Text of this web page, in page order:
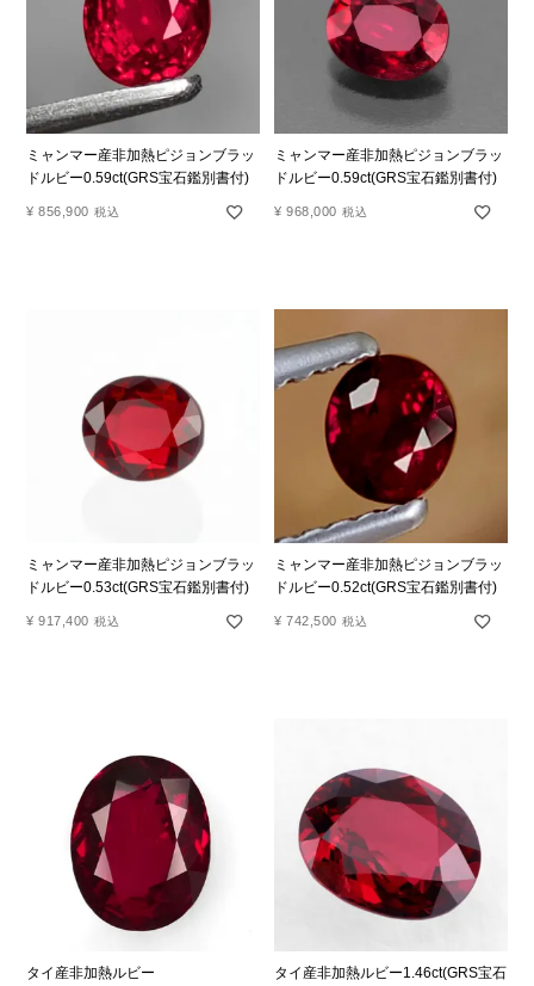
ミャンマー産非加熱ピジョンブラッ
ドルビー0.59ct(GRS宝石鑑別書付)
¥ 856,900 税込
ミャンマー産非加熱ピジョンブラッ
ドルビー0.59ct(GRS宝石鑑別書付)
¥ 968,000 税込
ミャンマー産非加熱ピジョンブラッ
ドルビー0.53ct(GRS宝石鑑別書付)
¥ 917,400 税込
ミャンマー産非加熱ピジョンブラッ
ドルビー0.52ct(GRS宝石鑑別書付)
¥ 742,500 税込
タイ産非加熱ルビー
タイ産非加熱ルビー1.46ct(GRS宝石